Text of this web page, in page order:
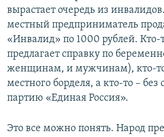
вырастает очередь из
местный предприниматель
«Инвалид» по 1000 рублей. Кто-
предлагает справку по
женщинам, и мужчинам), кто-
местного борделя, а кто-то – без
партию «Единая Россия».
Это все можно понять. Народ